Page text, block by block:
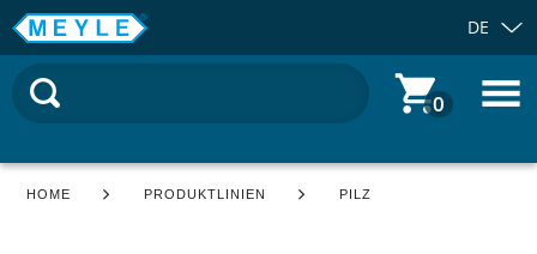
DE
0
HOME PRODUKTLINIEN PILZ